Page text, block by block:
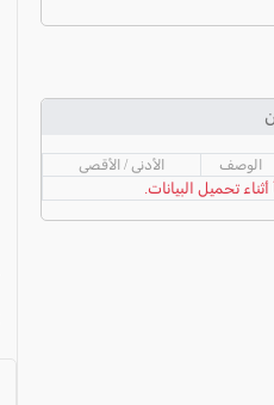
المغار والقضاء
الوصف الأدنى / الأقصى
تحميل البيانات.